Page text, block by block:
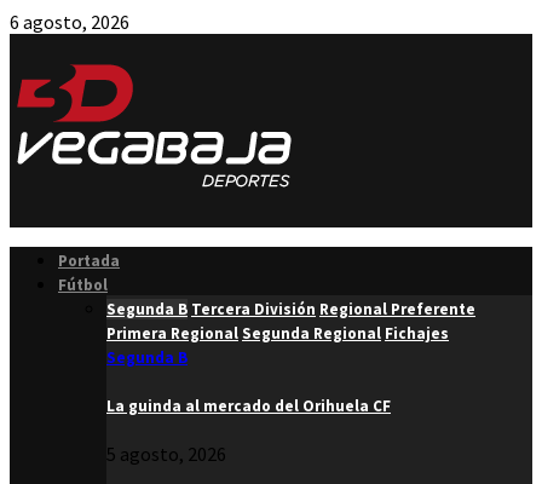
6 agosto, 2026
Portada
Fútbol
Segunda B Tercera División Regional Preferente
Primera RegionalSegunda Regional Fichajes
Segunda B
La guinda al mercado del Orihuela CF
5 agosto, 2026